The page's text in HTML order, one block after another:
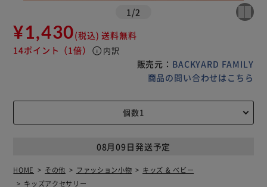
1 /2
¥1,430(税込) 送料無料
14ポイント （1倍） info 内訳
販売元： BACKYARD FAMILY
商品の問い合わせはこちら
08月09日発送予定
HOME その他 ファッション小物
キッズ & ベビー
キッズアクセサリー